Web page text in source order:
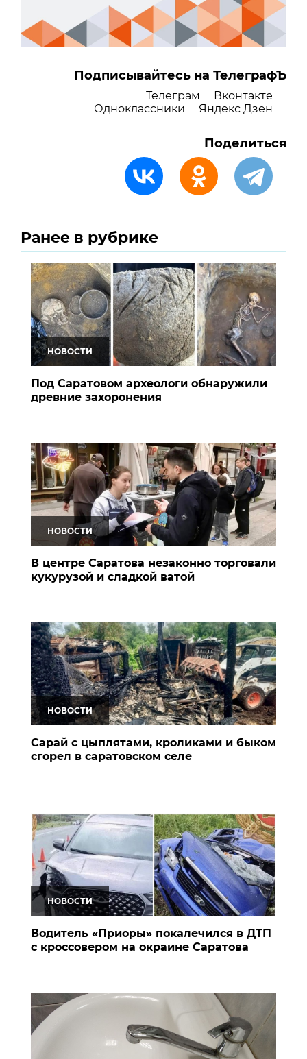
Подписывайтесь на ТелеграфЪ
Телеграм
Вконтакте
Одноклассники
Яндекс Дзен
Поделиться
Ранее в рубрике
НОВОСТИ
Под Саратовом археологи обнаружили
древние захоронения
НОВОСТИ
В центре Саратова незаконно торговали
кукурузой и сладкой ватой
НОВОСТИ
Сарай с цыплятами, кроликами и быком
сгорел в саратовском селе
НОВОСТИ
Водитель «Приоры» покалечился в ДТП
с кроссовером на окраине Саратова